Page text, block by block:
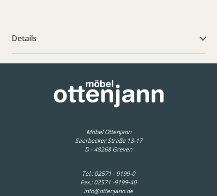
Details
Möbel Ottenjann
Saerbecker Straße 13-17
D - 48268 Greven
Tel.:02571 - 9199-0
Fax.: 02571 -9199-40
info@ottenjann.de